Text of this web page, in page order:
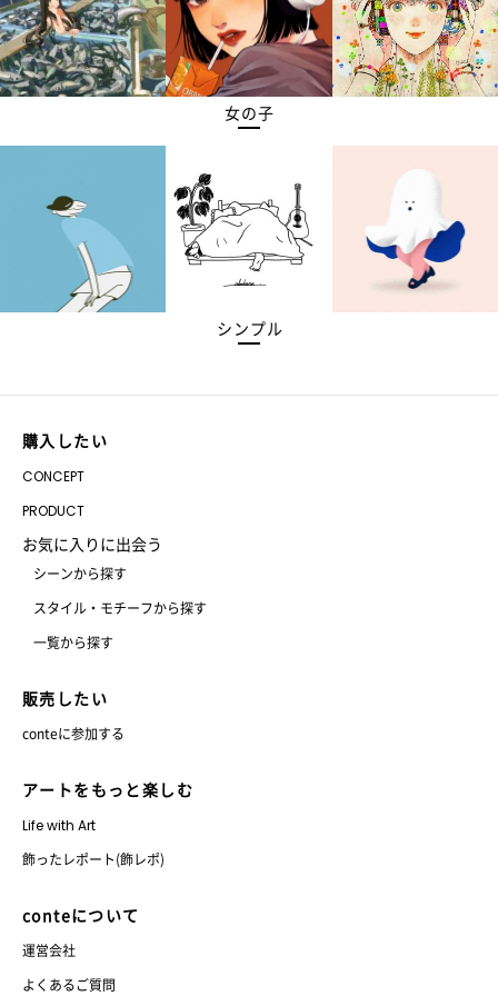
女の子
シンプル
購入したい
CONCEPT
PRODUCT
お気に入りに出会う
シーンから探す
スタイル・モチーフから探す
一覧から探す
販売したい
conteに参加する
アートをもっと楽しむ
Life with Art
飾ったレポート(飾レポ)
conteについて
運営会社
よくあるご質問